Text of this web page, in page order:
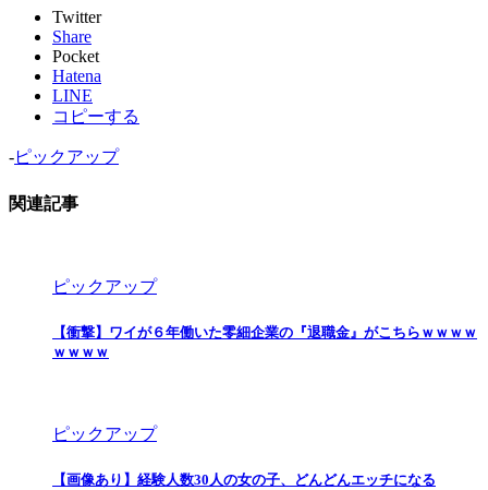
Twitter
Share
Pocket
Hatena
LINE
コピーする
-ピックアップ
関連記事
ピックアップ
【衝撃】ワイが６年働いた零細企業の『退職金』がこちらｗｗｗｗ
ｗｗｗｗ
ピックアップ
【画像あり】経験人数30人の女の子、どんどんエッチになる